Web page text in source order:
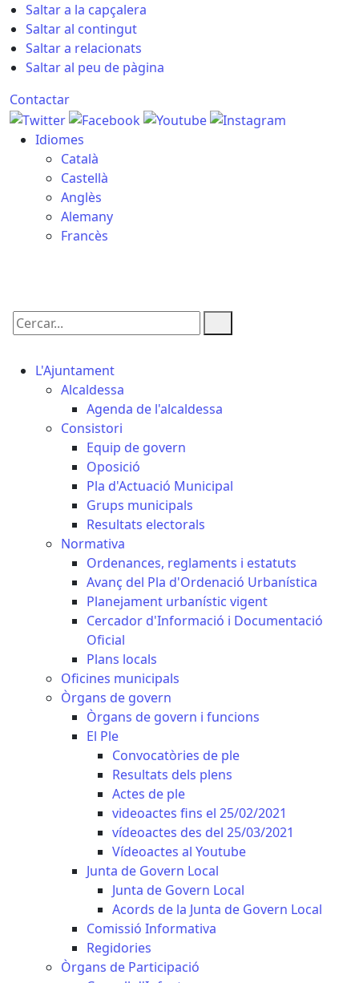
Saltar a la capçalera
Saltar al contingut
Saltar a relacionats
Saltar al peu de pàgina
Contactar
Idiomes
Català
Castellà
Anglès
Alemany
Francès
Cercar:
L'Ajuntament
Alcaldessa
Agenda de l'alcaldessa
Consistori
Equip de govern
Oposició
Pla d'Actuació Municipal
Grups municipals
Resultats electorals
Normativa
Ordenances, reglaments i estatuts
Avanç del Pla d'Ordenació Urbanística
Planejament urbanístic vigent
Cercador d'Informació i Documentació
Oficial
Plans locals
Oficines municipals
Òrgans de govern
Òrgans de govern i funcions
El Ple
Convocatòries de ple
Resultats dels plens
Actes de ple
videoactes fins el 25/02/2021
vídeoactes des del 25/03/2021
Vídeoactes al Youtube
Junta de Govern Local
Junta de Govern Local
Acords de la Junta de Govern Local
Comissió Informativa
Regidories
Òrgans de Participació